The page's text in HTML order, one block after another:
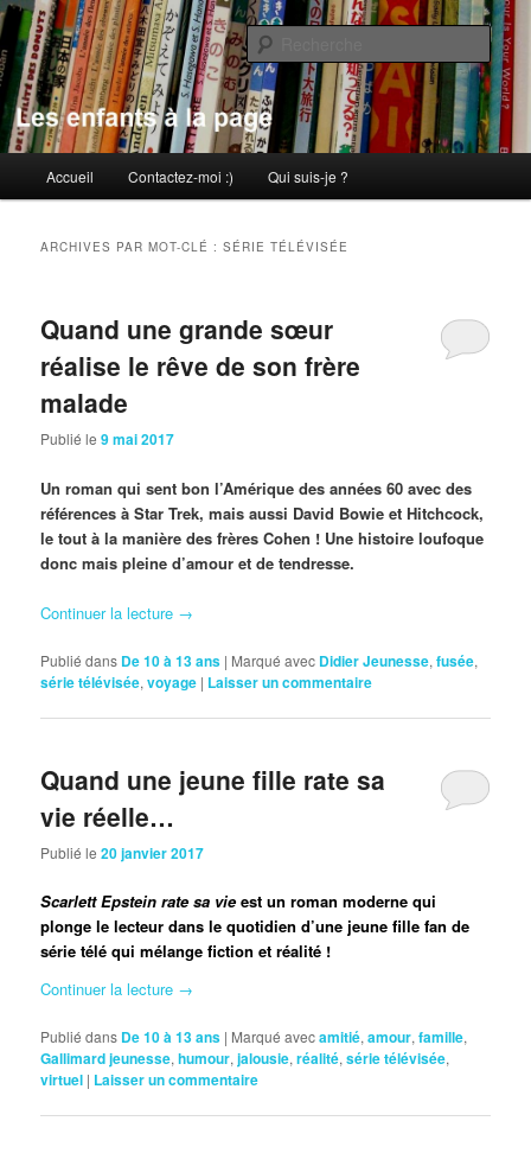
Aller
au
contenu
principal
Aller
au
contenu
secondaireLes enfants à la page
principal
Accueil Contactez-moi :) Qui suis-je ?
ARCHIVES PAR MOT-CLÉ :SÉRIE TÉLÉVISÉE
Quand une grande sœur
réalise le rêve de son frère
malade
Publié le9 mai 2017
Un roman qui sent bon l’Amérique des années 60 avec des
références à Star Trek, mais aussi David Bowie et Hitchcock,
le tout à la manière des frères Cohen ! Une histoire loufoque
donc mais pleine d’amour et de tendresse.
Continuer la lecture →
Publié dans De 10 à 13 ans | Marqué avec Didier Jeunesse,fusée,
série télévisée,voyage | Laisser un commentaire
Quand une jeune fille rate sa
vie réelle…
Publié le20 janvier 2017
Scarlett Epstein rate sa vieest un roman moderne qui
plonge le lecteur dans le quotidien d’une jeune fille fan de
série télé qui mélange fiction et réalité !
Continuer la lecture →
Publié dans De 10 à 13 ans | Marqué avecamitié,amour,famille,
Gallimard jeunesse,humour,jalousie,réalité,série télévisée,
virtuel | Laisser un commentaire